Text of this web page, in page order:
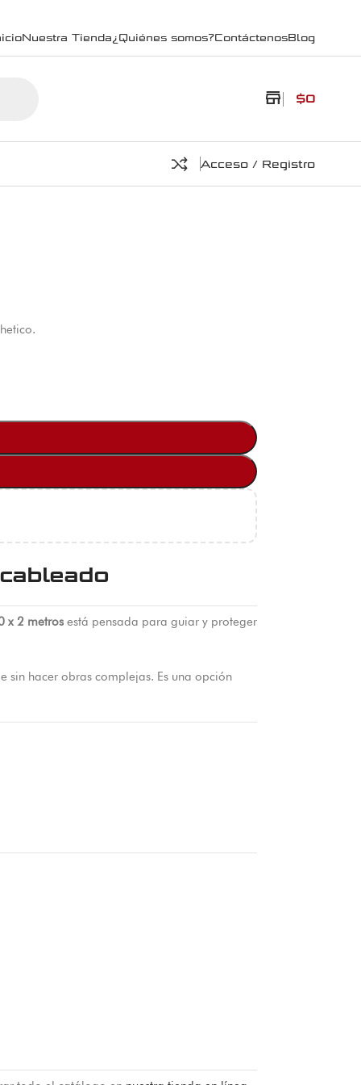
Nuestra Tienda¿Quiénes somos?ContáctenosBlog
store $0
Acceso / Registro
x 2 metros está pensada para guiar y proteger
sin hacer obras complejas. Es una opción